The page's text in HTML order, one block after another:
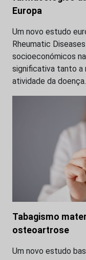
Europa
Um novo estudo
Rheumatic
socioeconómicos
significativa tanto
atividade da
Tabagismo
osteoartrose
Um novo estudo